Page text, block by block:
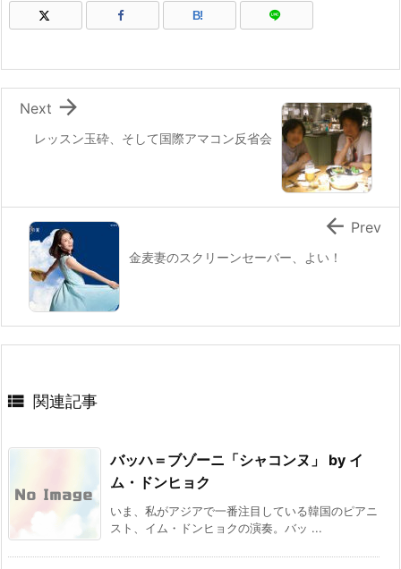
B!
レッスン玉砕、そして国際アマコン反省会

Next
金麦妻のスクリーンセーバー、よい！
 Prev
 関連記事
バッハ＝ブゾーニ「シャコンヌ」 by イ
ム・ドンヒョク
いま、私がアジアで一番注目している韓国のピアニ
スト、イム・ドンヒョクの演奏。バッ ...